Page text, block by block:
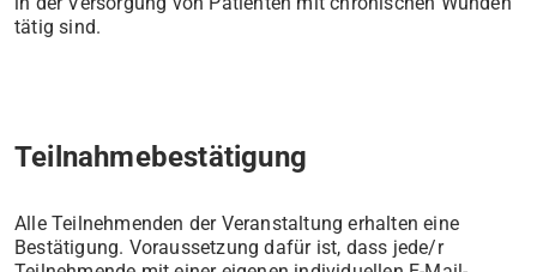
tätig sind.
Teilnahmebestätigung
Alle Teilnehmenden der Veranstaltung erhalten eine
Bestätigung. Voraussetzung dafür ist, dass jede/r